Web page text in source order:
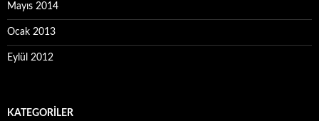
Mayıs 2014
Ocak 2013
Eylül 2012
KATEGORILER